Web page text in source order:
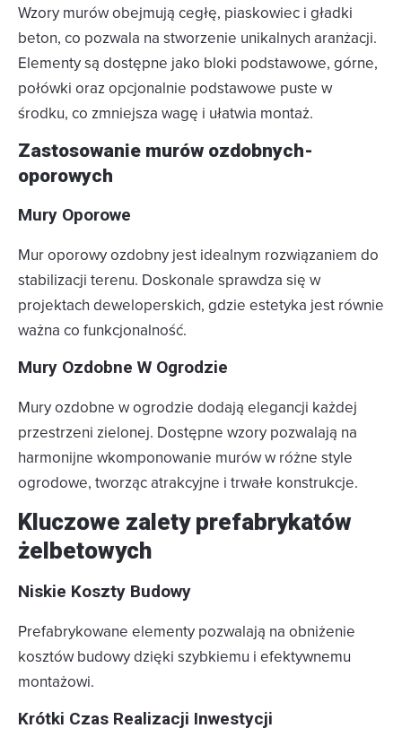
Wzory murów obejmują cegłę, piaskowiec i gładki
beton, co pozwala na stworzenie unikalnych aranżacji.
Elementy są dostępne jako bloki podstawowe, górne,
połówki oraz opcjonalnie podstawowe puste w
środku, co zmniejsza wagę i ułatwia montaż.
Zastosowanie murów ozdobnych-
oporowych
Mury Oporowe
Mur oporowy ozdobny jest idealnym rozwiązaniem do
stabilizacji terenu. Doskonale sprawdza się w
projektach deweloperskich, gdzie estetyka jest równie
ważna co funkcjonalność.
Mury Ozdobne W Ogrodzie
Mury ozdobne w ogrodzie dodają elegancji każdej
przestrzeni zielonej. Dostępne wzory pozwalają na
harmonijne wkomponowanie murów w różne style
ogrodowe, tworząc atrakcyjne i trwałe konstrukcje.
Kluczowe zalety prefabrykatów
żelbetowych
Niskie Koszty Budowy
Prefabrykowane elementy pozwalają na obniżenie
kosztów budowy dzięki szybkiemu i efektywnemu
montażowi.
Krótki Czas Realizacji Inwestycji